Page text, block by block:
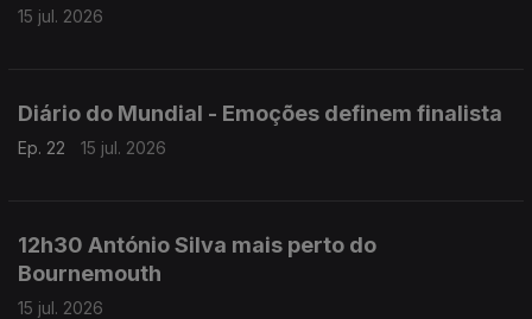
15 jul. 2026
Diário do Mundial - Emoções definem finalista
Ep. 22 15 jul. 2026
12h30 António Silva mais perto do
Bournemouth
15 jul. 2026